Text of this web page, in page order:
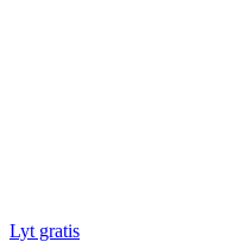
Lyt gratis